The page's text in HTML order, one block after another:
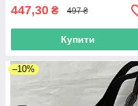
447,30 ₴ 497 ₴
Купити
–10%